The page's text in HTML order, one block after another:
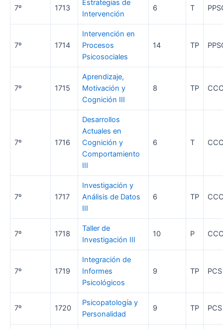
7º 1713
Estrategias de
Intervención
6 T
7º 1714
Intervención en
Procesos
Psicosociales
14 TP
7º 1715
Aprendizaje,
Motivación y
Cognición III
8 TP
7º 1716
Desarrollos
Actuales en
Cognición y
Comportamiento
III
6 T
7º 1717
Investigación y
Análisis de Datos
III
6 TP
7º 1718
Taller de
Investigación III
10 P
7º 1719
Integración de
Informes
Psicológicos
9 TP PCS
7º 1720
Psicopatología y
Personalidad
9 TP PCS